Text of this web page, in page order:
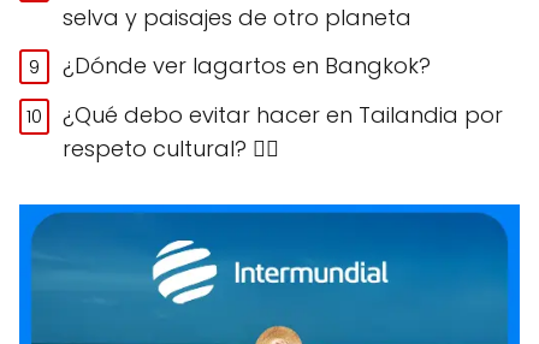
selva y paisajes de otro planeta
¿Dónde ver lagartos en Bangkok?
¿Qué debo evitar hacer en Tailandia por
respeto cultural? 🙅‍♀️